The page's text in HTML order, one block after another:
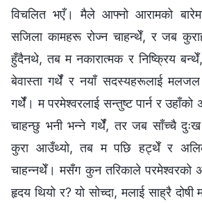
विचलित भएँ। मैले आफ्नो आरामको
सजिला कामहरू रोज्न चाहन्थेँ, र जब
हुँदैनथे, तब म नकारात्मक र निष्क्रिय बन्थेँ,
बेवास्ता गर्थेँ र नयाँ सदस्यहरूलाई मलजल
गर्थेँ। म परमेश्‍वरलाई सन्तुष्ट पार्न र उहाँको
चाहन्छु भनी भन्ने गर्थेँ, तर जब साँच्चै
कुरा आउँथ्यो, तब म पछि हट्थेँ र
चाहन्नथेँ। मसँग कुन तरिकाले परमेश्‍वरको
हृदय थियो र? यो सोच्दा, मलाई साह्रै